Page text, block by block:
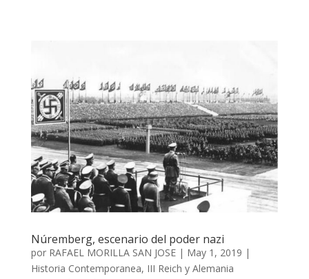
Núremberg, escenario del poder nazi
por RAFAEL MORILLA SAN JOSE| May 1, 2019 |
Historia Contemporanea, III Reich y Alemania